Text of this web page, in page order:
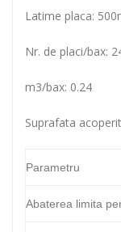
Latime placa:
Nr. de placi/bax:
m3/bax: 0.24
Suprafata
Parametru
Abaterea limita